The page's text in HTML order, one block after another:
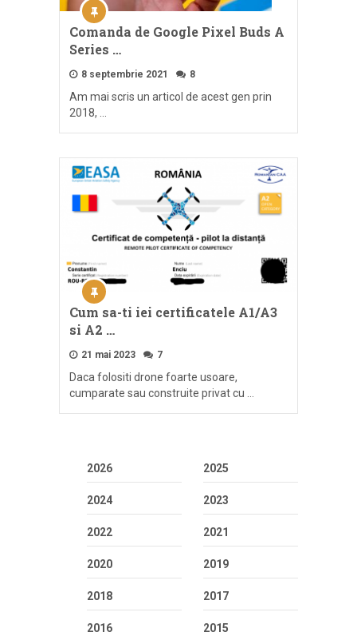
Comanda de Google Pixel Buds A
Series …
8 septembrie 2021 8
Am mai scris un articol de acest gen prin
2018, …
Cum sa-ti iei certificatele A1/A3
si A2 …
21 mai 2023 7
Daca folositi drone foarte usoare,
cumparate sau construite privat cu …
2026 2025
2024 2023
2022 2021
2020 2019
2018 2017
2016 2015